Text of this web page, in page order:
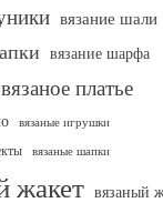
вязание шали
вязание шарфа
вязаное платье
вязаные игрушки
вязаные шапки
жакет вязаный